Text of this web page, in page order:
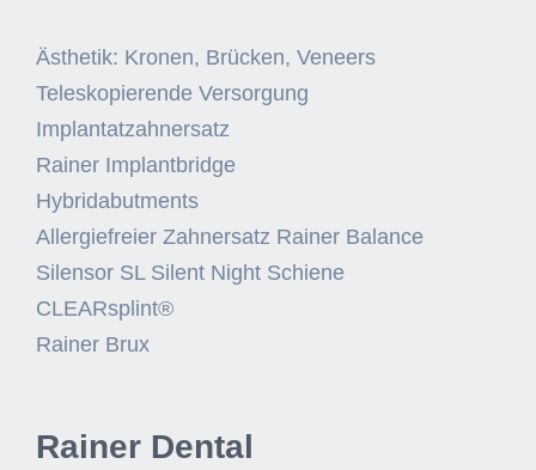
Ästhetik: Kronen, Brücken, Veneers
Teleskopierende Versorgung
Implantatzahnersatz
Rainer Implantbridge
Hybridabutments
Allergiefreier Zahnersatz Rainer Balance
Silensor SL Silent Night Schiene
CLEARsplint®
Rainer Brux
Rainer Dental